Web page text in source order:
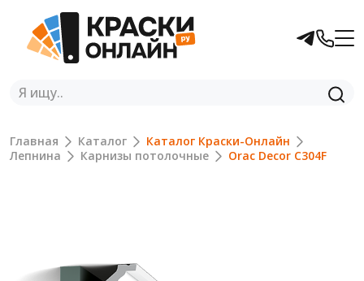
Главная Каталог
Каталог Краски-Онлайн
Лепнина
Карнизы потолочные Orac Decor C304F